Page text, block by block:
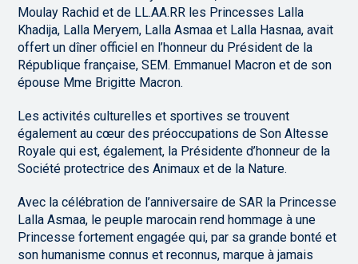
Moulay Rachid et de LL.AA.RR les Princesses Lalla
Khadija, Lalla Meryem, Lalla Asmaa et Lalla Hasnaa, avait
offert un dîner officiel en l’honneur du Président de la
République française, SEM. Emmanuel Macron et de son
épouse Mme Brigitte Macron.
Les activités culturelles et sportives se trouvent
également au cœur des préoccupations de Son Altesse
Royale qui est, également, la Présidente d’honneur de la
Société protectrice des Animaux et de la Nature.
Avec la célébration de l’anniversaire de SAR la Princesse
Lalla Asmaa, le peuple marocain rend hommage à une
Princesse fortement engagée qui, par sa grande bonté et
son humanisme connus et reconnus, marque à jamais